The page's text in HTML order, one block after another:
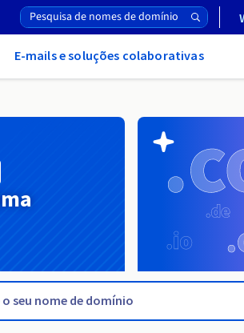
E-mails e soluções colaborativas